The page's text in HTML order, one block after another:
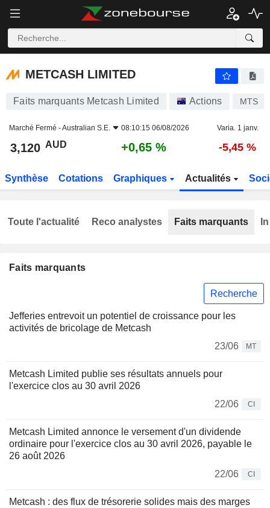
METCASH LIMITED
METCASH LIMITED
Faits marquants Metcash Limited Actions MTS
Marché Fermé -Australian S.E. 08:10:15 06/08/2026 Varia. 1 janv.
3,120 AUD +0,65 % -5,45 %
Synthèse Cotations Graphiques Actualités
Faits marquants
Recherche
Jefferies entrevoit un potentiel de croissance pour les
activités de bricolage de Metcash
23/06
MT
Metcash Limited publie ses résultats annuels pour
l'exercice clos au 30 avril 2026
22/06
CI
Metcash Limited annonce le versement d'un dividende
ordinaire pour l'exercice clos au 30 avril 2026, payable le
26 août 2026
22/06
CI
Metcash : des flux de trésorerie solides mais des marges
Toute l'actualité Reco analystes Faits marquants